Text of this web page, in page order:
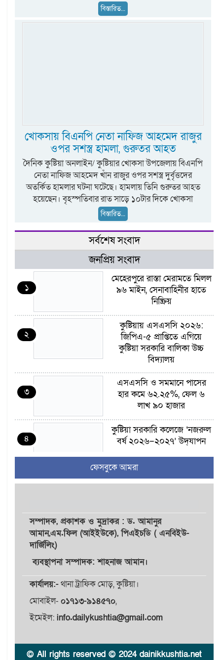
বিস্তারিত...
খোকসায় বিএনপি নেতা নাফিজ আহমেদ রাজুর
ওপর সশস্ত্র হামলা, গুরুতর আহত
দৈনিক কুষ্টিয়া অনলাইন/ কুষ্টিয়ার খোকসা উপজেলায় বিএনপি
নেতা নাফিজ আহমেদ খাঁন রাজুর ওপর সশস্ত্র দুর্বৃত্তদের
অতর্কিত হামলার ঘটনা ঘটেছে। হামলায় তিনি গুরুতর আহত
হয়েছেন। বৃহস্পতিবার রাত সাড়ে ১০টার দিকে খোকসা
বিস্তারিত...
সর্বশেষ সংবাদ
জনপ্রিয় সংবাদ
১
মেহেরপুরে রাস্তা মেরামতে মিলল
৯৬ মাইন, সেনাবাহিনীর হাতে
নিষ্ক্রিয়
২
কুষ্টিয়ায় এসএসসি ২০২৬:
জিপিএ-৫ প্রাপ্তিতে এগিয়ে
কুষ্টিয়া সরকারি বালিকা উচ্চ
বিদ্যালয়
৩
এসএসসি ও সমমানে পাসের
হার কমে ৬২.২৫%, ফেল ৬
লাখ ৯০ হাজার
৪
কুষ্টিয়া সরকারি কলেজে ‘নজরুল
বর্ষ ২০২৬–২০২৭’ উদ্‌যাপন
৫
বরেন্দ্র অঞ্চলে বরাদ্দ বাড়লেও
বাড়তি দাম
৬
গাংনীতে মাটি খুঁড়তেই মিলল ১০
গাংনী সীমান্তে নারী-পুরুষসহ ৫
প্রতিরোধে ব্যর্থ
৮
রুমমেটদের গোপন ছবি
ফেসবুকে আমরা
সম্পাদক, প্রকাশকওমুদ্রাকর: ড. আমানুর
আমান,এম.ফিল (আইইউকে), পিএইচডি ( এনবিইউ-
দার্জিলিং)
ব্যবস্থাপনা সম্পাদক: শাহনাজ আমান।
কার্যালয়:-থানা ট্রাফিক মোড়, কুষ্টিয়া।
মোবাইল- ০১৭১৩-৯১৪৫৭০,
ইমেইল: info.dailykushtia@gmail.com
© All rights reserved © 2024 dainikkushtia.net